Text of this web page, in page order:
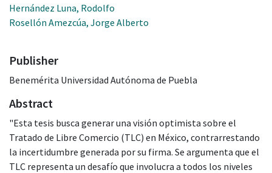
Hernández Luna, Rodolfo
Rosellón Amezcúa, Jorge Alberto
Publisher
Benemérita Universidad Autónoma de Puebla
Abstract
"Esta tesis busca generar una visión optimista sobre el
Tratado de Libre Comercio (TLC) en México, contrarrestando
la incertidumbre generada por su firma. Se argumenta que el
TLC representa un desafío que involucra a todos los niveles